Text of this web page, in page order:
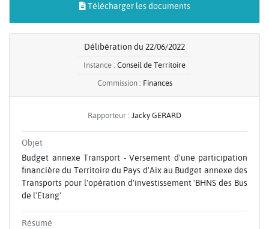
Télécharger les documents
Délibération du 22/06/2022
Instance : Conseil de Territoire
Commission : Finances
Rapporteur : Jacky GERARD
Objet
Budget annexe Transport - Versement d'une participation
financière du Territoire du Pays d'Aix au Budget annexe des
Transports pour l'opération d'investissement 'BHNS des Bus
de l'Etang'
Résumé